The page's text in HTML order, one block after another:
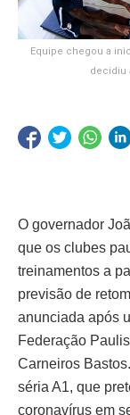
Equipe chegou a
decidiu
O governador
que os clubes
treinamentos a
previsão de
anunciada após
Federação
Carneiros
séria A1, que
coronavírus em